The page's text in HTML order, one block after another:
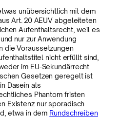
unübersichtlich mit dem
Art. 20 AEUV abgeleiteten
Aufenthaltsrecht, weil es
nur zur Anwendung
die Voraussetzungen
nicht erfüllt sind,
im EU-Sekundärrecht
Gesetzen geregelt ist
Dasein als
Phantom fristen
Existenz nur sporadisch
etwa in dem Rundschreiben